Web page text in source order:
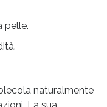
pelle.
naturalmente